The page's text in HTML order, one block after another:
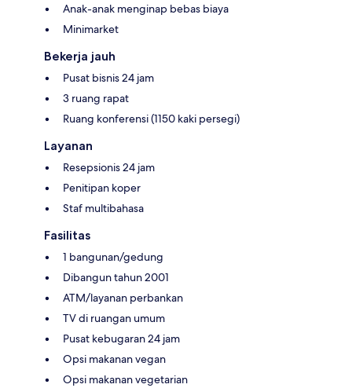
Anak-anak menginap bebas biaya
Minimarket
Bekerja jauh
Pusat bisnis 24 jam
3 ruang rapat
Ruang konferensi (1150 kaki persegi)
Layanan
Resepsionis 24 jam
Penitipan koper
Staf multibahasa
Fasilitas
1 bangunan/gedung
Dibangun tahun 2001
ATM/layanan perbankan
TV di ruangan umum
Pusat kebugaran 24 jam
Opsi makanan vegan
Opsi makanan vegetarian